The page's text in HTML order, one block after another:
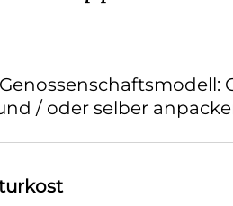
/ oder selber